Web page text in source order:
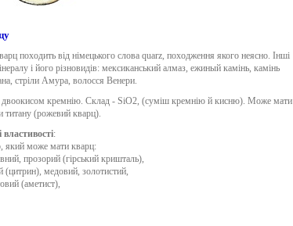
походить від німецького слова quarz, походження якого неясно. Інші
і його різновидів: мексиканський алмаз, ежиный камінь, камінь
стріли Амура, волосся Венери.
кремнію. Склад - SiO2, (суміш кремнію й кисню). Може мати
титану (рожевий кварц).
властивості:
який може мати кварц:
прозорий (гірський кришталь),
(цитрин), медовий, золотистий,
(аметист),